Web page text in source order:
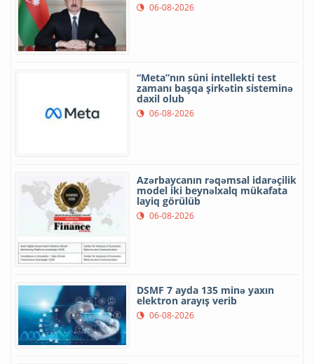
06-08-2026
“Meta”nın süni intellekti test
zamanı başqa şirkətin sisteminə
daxil olub
06-08-2026
Azərbaycanın rəqəmsal idarəçilik
model iki beynəlxalq mükafata
layiq görülüb
06-08-2026
DSMF 7 ayda 135 minə yaxın
elektron arayış verib
06-08-2026